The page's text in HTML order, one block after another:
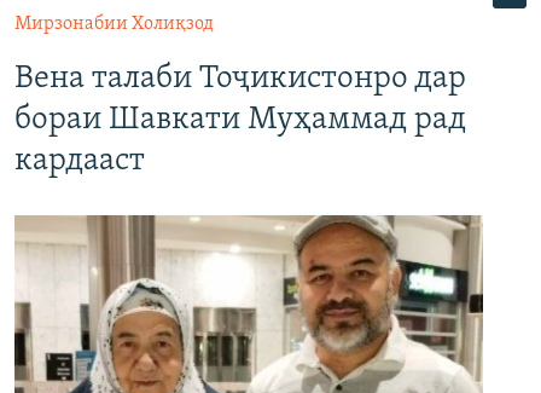
Мирзонабии Холиқзод
Вена талаби Тоҷикистонро дар
бораи Шавкати Муҳаммад рад
кардааст